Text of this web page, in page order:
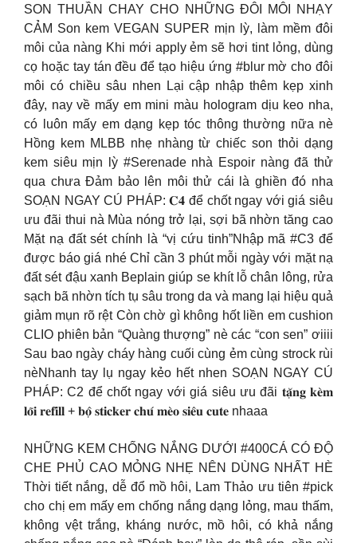
SON THUẦN CHAY CHO NHỮNG ĐÔI MÔI NHẠY
CẢM Son kem VEGAN SUPER mịn lỳ, làm mềm đôi
môi của nàng Khi mới apply ẻm sẽ hơi tint lỏng, dùng
cọ hoặc tay tán đều để tạo hiệu ứng #blur mờ cho đôi
môi có chiều sâu nhen Lại cập nhập thêm kẹp xinh
đây, nay về mấy em mini màu hologram dịu keo nha,
có luôn mấy em dạng kẹp tóc thông thường nữa nè
Hồng kem MLBB nhẹ nhàng từ chiếc son thỏi dạng
kem siêu mịn lỳ #Serenade nhà Espoir nàng đã thử
qua chưa Đảm bảo lên môi thử cái là ghiền đó nha
SOẠN NGAY CÚ PHÁP: 𝐂𝟒 để chốt ngay với giá siêu
ưu đãi thui nà Mùa nóng trở lại, sợi bã nhờn tăng cao
Mặt nạ đất sét chính là “vị cứu tinh”Nhập mã #C3 để
được báo giá nhé Chỉ cần 3 phút mỗi ngày với mặt nạ
đất sét đậu xanh Beplain giúp se khít lỗ chân lông, rửa
sạch bã nhờn tích tụ sâu trong da và mang lại hiệu quả
giảm mụn rõ rệt Còn chờ gì không hốt liền em cushion
CLIO phiên bản “Quàng thượng” nè các “con sen” ơiiii
Sau bao ngày cháy hàng cuối cùng ẻm cùng strock rùi
nèNhanh tay lụ ngay kẻo hết nhen SOẠN NGAY CÚ
PHÁP: C2 để chốt ngay với giá siêu ưu đãi 𝐭𝐚̣̆𝐧𝐠 𝐤𝐞̀𝐦
𝐥𝐨̃𝐢 𝐫𝐞𝐟𝐢𝐥𝐥 + 𝐛𝐨̣̂ 𝐬𝐭𝐢𝐜𝐤𝐞𝐫 𝐜𝐡𝐮́ 𝐦𝐞̀𝐨 𝐬𝐢𝐞̂𝐮 𝐜𝐮𝐭𝐞 nhaaa
NHỮNG KEM CHỐNG NẮNG DƯỚI #400CÁ CÓ ĐỘ
CHE PHỦ CAO MỎNG NHẸ NÊN DÙNG NHẤT HÈ
Thời tiết nắng, dễ đổ mồ hôi, Lam Thảo ưu tiên #pick
cho chị em mấy em chống nắng dạng lỏng, mau thấm,
không vệt trắng, kháng nước, mồ hôi, có khả nắng